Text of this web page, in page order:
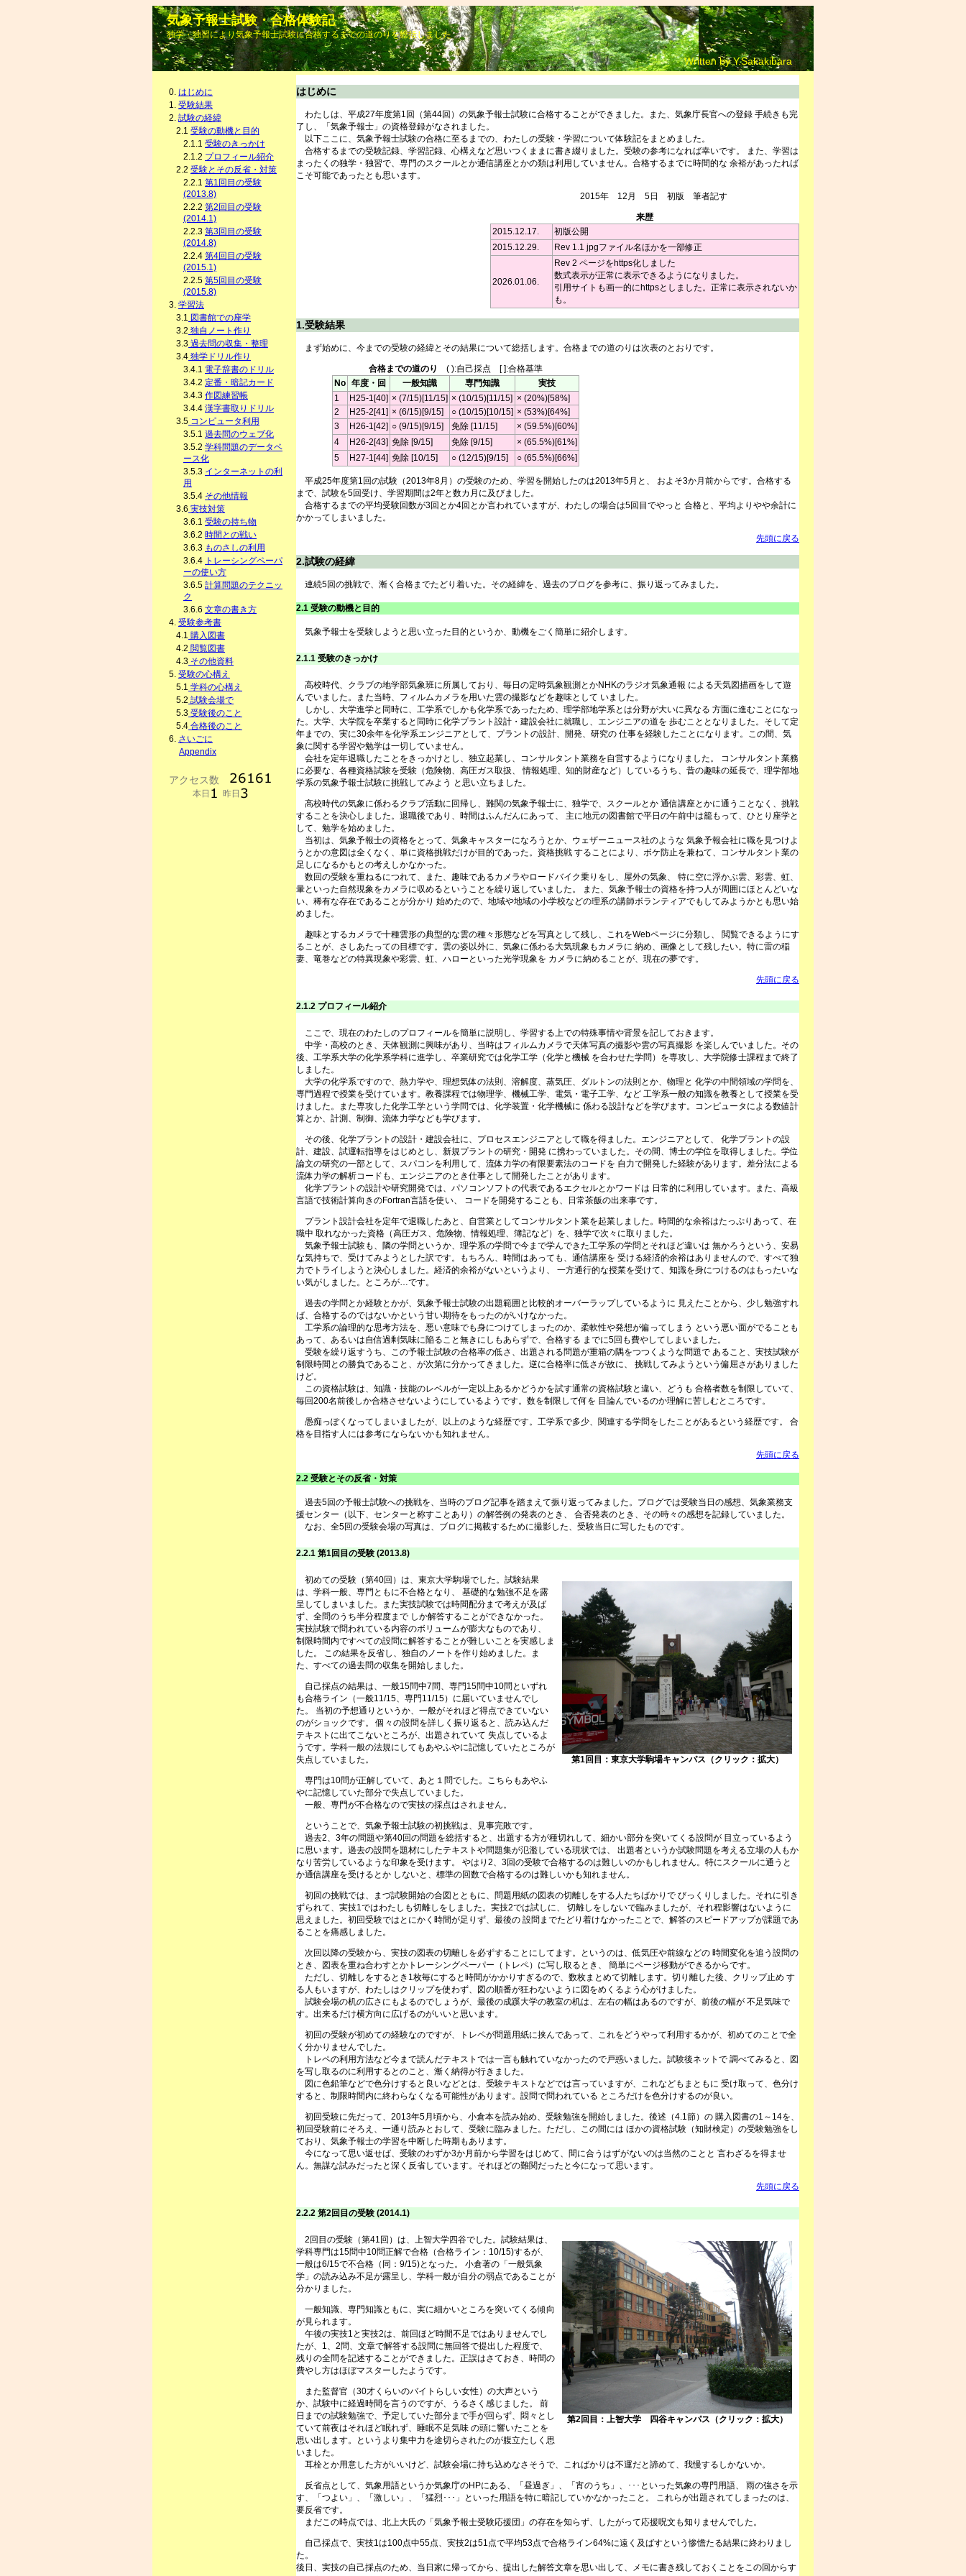
気象予報士試験・合格体験記
独学・独習により気象予報士試験に合格するまでの道のりを総括しました
Written by Y.Sakakibara
はじめに
わたしは、平成27年度第1回（第44回）の気象予報士試験に合格することができました。また、気象庁長官への登録 手続きも完
了し、「気象予報士」の資格登録がなされました。
以下ここに、気象予報士試験の合格に至るまでの、わたしの受験・学習について体験記をまとめました。
合格するまでの受験記録、学習記録、心構えなど思いつくままに書き綴りました。受験の参考になれば幸いです。 また、学習は
まったくの独学・独習で、専門のスクールとか通信講座とかの類は利用していません。合格するまでに時間的な 余裕があったれば
こそ可能であったとも思います。
2015年 12月 5日 初版 筆者記す
来歴
2015.12.17.
初版公開
2015.12.29.
Rev 1.1 jpgファイル名ほかを一部修正
2026.01.06.
Rev 2 ページをhttps化しました
数式表示が正常に表示できるようになりました。
引用サイトも画一的にhttpsとしました。正常に表示されないか
も。
1.受験結果
まず始めに、今までの受験の経緯とその結果について総括します。合格までの道のりは次表のとおりです。
合格までの道のり
( ):自己採点 [ ]:合格基準
No 年度・回 一般知識 専門知識
実技
1
H25-1[40] × (7/15)[11/15] × (10/15)[11/15] × (20%)[58%]
2
H25-2[41] × (6/15)[9/15] ○ (10/15)[10/15] × (53%)[64%]
3
H26-1[42] ○ (9/15)[9/15] 免除 [11/15]
× (59.5%)[60%]
4
H26-2[43] 免除 [9/15] 免除 [9/15]
× (65.5%)[61%]
5
H27-1[44] 免除 [10/15] ○ (12/15)[9/15] ○ (65.5%)[66%]
平成25年度第1回の試験（2013年8月）の受験のため、学習を開始したのは2013年5月と、 およそ3か月前からです。合格する
まで、試験を5回受け、学習期間は2年と数カ月に及びました。
合格するまでの平均受験回数が3回とか4回とか言われていますが、わたしの場合は5回目でやっと 合格と、平均よりやや余計に
かかってしまいました。
先頭に戻る
2.試験の経緯
連続5回の挑戦で、漸く合格までたどり着いた。その経緯を、過去のブログを参考に、振り返ってみました。
2.1 受験の動機と目的
気象予報士を受験しようと思い立った目的というか、動機をごく簡単に紹介します。
2.1.1 受験のきっかけ
高校時代、クラブの地学部気象班に所属しており、毎日の定時気象観測とかNHKのラジオ気象通報 による天気図描画をして遊
んでいました。また当時、フィルムカメラを用いた雲の撮影などを趣味として いました。
しかし、大学進学と同時に、工学系でしかも化学系であったため、理学部地学系とは分野が大いに異なる 方面に進むことになっ
た。大学、大学院を卒業すると同時に化学プラント設計・建設会社に就職し、エンジニアの道を 歩むこととなりました。そして定
年までの、実に30余年を化学系エンジニアとして、プラントの設計、開発、研究の 仕事を経験したことになります。この間、気
象に関する学習や勉学は一切していません。
会社を定年退職したことをきっかけとし、独立起業し、コンサルタント業務を自営するようになりました。 コンサルタント業務
に必要な、各種資格試験を受験（危険物、高圧ガス取扱、 情報処理、知的財産など）しているうち、昔の趣味の延長で、理学部地
学系の気象予報士試験に挑戦してみよう と思い立ちました。
高校時代の気象に係わるクラブ活動に回帰し、難関の気象予報士に、独学で、スクールとか 通信講座とかに通うことなく、挑戦
することを決心しました。退職後であり、時間はふんだんにあって、 主に地元の図書館で平日の午前中は籠もって、ひとり座学と
して、勉学を始めました。
当初は、気象予報士の資格をとって、気象キャスターになろうとか、ウェザーニュース社のような 気象予報会社に職を見つけよ
うとかの意図は全くなく、単に資格挑戦だけが目的であった。資格挑戦 することにより、ボケ防止を兼ねて、コンサルタント業の
足しになるかもとの考えしかなかった。
数回の受験を重ねるにつれて、また、趣味であるカメラやロードバイク乗りをし、屋外の気象、 特に空に浮かぶ雲、彩雲、虹、
暈といった自然現象をカメラに収めるということを繰り返していました。 また、気象予報士の資格を持つ人が周囲にほとんどいな
い、稀有な存在であることが分かり 始めたので、地域や地域の小学校などの理系の講師ボランティアでもしてみようかとも思い始
めました。
趣味とするカメラで十種雲形の典型的な雲の種々形態などを写真として残し、これをWebページに分類し、 閲覧できるようにす
ることが、さしあたっての目標です。雲の姿以外に、気象に係わる大気現象もカメラに 納め、画像として残したい。特に雷の稲
妻、竜巻などの特異現象や彩雲、虹、ハローといった光学現象を カメラに納めることが、現在の夢です。
先頭に戻る
2.1.2 プロフィール紹介
ここで、現在のわたしのプロフィールを簡単に説明し、学習する上での特殊事情や背景を記しておきます。
中学・高校のとき、天体観測に興味があり、当時はフィルムカメラで天体写真の撮影や雲の写真撮影 を楽しんでいました。その
後、工学系大学の化学系学科に進学し、卒業研究では化学工学（化学と機械 を合わせた学問）を専攻し、大学院修士課程まで終了
しました。
大学の化学系ですので、熱力学や、理想気体の法則、溶解度、蒸気圧、ダルトンの法則とか、物理と 化学の中間領域の学問を、
専門過程で授業を受けています。教養課程では物理学、機械工学、電気・電子工学、など 工学系一般の知識を教養として授業を受
けました。また専攻した化学工学という学問では、化学装置・化学機械に 係わる設計などを学びます。コンピュータによる数値計
算とか、計測、制御、流体力学なども学びます。
その後、化学プラントの設計・建設会社に、プロセスエンジニアとして職を得ました。エンジニアとして、 化学プラントの設
計、建設、試運転指導をはじめとし、新規プラントの研究・開発 に携わっていました。その間、博士の学位を取得しました。学位
論文の研究の一部として、スパコンを利用して、流体力学の有限要素法のコードを 自力で開発した経験があります。差分法による
流体力学の解析コードも、エンジニアのとき仕事として開発したことがあります。
化学プラントの設計や研究開発では、パソコンソフトの代表であるエクセルとかワードは 日常的に利用しています。また、高級
言語で技術計算向きのFortran言語を使い、 コードを開発することも、日常茶飯の出来事です。
プラント設計会社を定年で退職したあと、自営業としてコンサルタント業を起業しました。時間的な余裕はたっぷりあって、在
職中 取れなかった資格（高圧ガス、危険物、情報処理、簿記など）を、独学で次々に取りました。
気象予報士試験も、隣の学問というか、理学系の学問で今まで学んできた工学系の学問とそれほど違いは 無かろうという、安易
な気持ちで、受けてみようとした訳です。もちろん、時間はあっても、通信講座を 受ける経済的余裕はありませんので、すべて独
力でトライしようと決心しました。経済的余裕がないというより、 一方通行的な授業を受けて、知識を身につけるのはもったいな
い気がしました。ところが…です。
過去の学問とか経験とかが、気象予報士試験の出題範囲と比較的オーバーラップしているように 見えたことから、少し勉強すれ
ば、合格するのではないかという甘い期待をもったのがいけなかった。
工学系の論理的な思考方法を、悪い意味でも身につけてしまったのか、柔軟性や発想が偏ってしまう という悪い面がでることも
あって、あるいは自信過剰気味に陥ること無きにしもあらずで、合格する までに5回も費やしてしまいました。
受験を繰り返すうち、この予報士試験の合格率の低さ、出題される問題が重箱の隅をつつくような問題で あること、実技試験が
制限時間との勝負であること、が次第に分かってきました。逆に合格率に低さが故に、 挑戦してみようという偏屈さがありました
けど。
この資格試験は、知識・技能のレベルが一定以上あるかどうかを試す通常の資格試験と違い、どうも 合格者数を制限していて、
毎回200名前後しか合格させないようにしているようです。数を制限して何を 目論んでいるのか理解に苦しむところです。
愚痴っぽくなってしまいましたが、以上のような経歴です。工学系で多少、関連する学問をしたことがあるという経歴です。 合
格を目指す人には参考にならないかも知れません。
先頭に戻る
2.2 受験とその反省・対策
過去5回の予報士試験への挑戦を、当時のブログ記事を踏まえて振り返ってみました。ブログでは受験当日の感想、気象業務支
援センター（以下、センターと称すことあり）の解答例の発表のとき、 合否発表のとき、その時々の感想を記録していました。
なお、全5回の受験会場の写真は、ブログに掲載するために撮影した、受験当日に写したものです。
2.2.1 第1回目の受験 (2013.8)
第1回目：東京大学駒場キャンパス（クリック：拡大）
初めての受験（第40回）は、東京大学駒場でした。試験結果
は、学科一般、専門ともに不合格となり、 基礎的な勉強不足を露
呈してしまいました。また実技試験では時間配分まで考えが及ば
ず、全問のうち半分程度まで しか解答することができなかった。
実技試験で問われている内容のボリュームが膨大なものであり、
制限時間内ですべての設問に解答することが難しいことを実感しま
した。 この結果を反省し、独自のノートを作り始めました。ま
た、すべての過去問の収集を開始しました。
自己採点の結果は、一般15問中7問、専門15問中10問といずれ
も合格ライン（一般11/15、専門11/15）に届いていませんでし
た。 当初の予想通りというか、一般がそれほど得点できていない
のがショックです。 個々の設問を詳しく振り返ると、読み込んだ
テキストに出てこないところが、出題されていて 失点しているよ
うです。学科一般の法規にしてもあやふやに記憶していたところが
失点していました。
専門は10問が正解していて、あと１問でした。こちらもあやふ
やに記憶していた部分で失点していました。
一般、専門が不合格なので実技の採点はされません。
ということで、気象予報士試験の初挑戦は、見事完敗です。
過去2、3年の問題や第40回の問題を総括すると、出題する方が種切れして、細かい部分を突いてくる設問が 目立っているよう
に思います。過去の設問を題材にしたテキストや問題集が氾濫している現状では、 出題者というか試験問題を考える立場の人もか
なり苦労しているような印象を受けます。 やはり2、3回の受験で合格するのは難しいのかもしれません。特にスクールに通うと
か通信講座を受けるとか しないと、標準の回数で合格するのは難しいかも知れません。
初回の挑戦では、まづ試験開始の合図とともに、問題用紙の図表の切離しをする人たちばかりで びっくりしました。それに引き
ずられて、実技1ではわたしも切離しをしました。実技2では試しに、 切離しをしないで臨みましたが、それ程影響はないように
思えました。初回受験ではとにかく時間が足りず、最後の 設問までたどり着けなかったことで、解答のスピードアップが課題であ
ることを痛感しました。
次回以降の受験から、実技の図表の切離しを必ずすることにしてます。というのは、低気圧や前線などの 時間変化を追う設問の
とき、図表を重ね合わすとかトレーシングペーパー（トレペ）に写し取るとき、 簡単にページ移動ができるからです。
ただし、切離しをするとき1枚毎にすると時間がかかりすぎるので、数枚まとめて切離します。切り離した後、クリップ止め す
る人もいますが、わたしはクリップを使わず、図の順番が狂わないように図をめくるよう心がけました。
試験会場の机の広さにもよるのでしょうが、最後の成蹊大学の教室の机は、左右の幅はあるのですが、前後の幅が 不足気味で
す。出来るだけ横方向に広げるのがいいと思います。
初回の受験が初めての経験なのですが、トレペが問題用紙に挟んであって、これをどうやって利用するかが、初めてのことで全
く分かりませんでした。
トレペの利用方法など今まで読んだテキストでは一言も触れていなかったので戸惑いました。試験後ネットで 調べてみると、図
を写し取るのに利用するとのこと、漸く納得が行きました。
図に色鉛筆などで色分けすると良いなどとは、受験テキストなどでは言っていますが、これなどもまともに 受け取って、色分け
すると、制限時間内に終わらなくなる可能性があります。設問で問われている ところだけを色分けするのが良い。
初回受験に先だって、2013年5月頃から、小倉本を読み始め、受験勉強を開始しました。後述（4.1節）の 購入図書の1～14を、
初回受験前にそろえ、一通り読みとおして、受験に臨みました。ただし、この間には ほかの資格試験（知財検定）の受験勉強をし
ており、気象予報士の学習を中断した時期もあります。
今になって思い返せば、受験のわずか3か月前から学習をはじめて、間に合うはずがないのは当然のことと 言わざるを得ませ
ん。無謀な試みだったと深く反省しています。それほどの難関だったと今になって思います。
先頭に戻る
2.2.2 第2回目の受験 (2014.1)
第2回目：上智大学 四谷キャンパス（クリック：拡大）
2回目の受験（第41回）は、上智大学四谷でした。試験結果は、
学科専門は15問中10問正解で合格（合格ライン：10/15)するが、
一般は6/15で不合格（同：9/15)となった。 小倉著の「一般気象
学」の読み込み不足が露呈し、学科一般が自分の弱点であることが
分かりました。
一般知識、専門知識ともに、実に細かいところを突いてくる傾向
が見られます。
午後の実技1と実技2は、前回ほど時間不足ではありませんでし
たが、1、2問、文章で解答する設問に無回答で提出した程度で、
残りの全問を記述することができました。正誤はさておき、時間の
費やし方はほぼマスターしたようです。
また監督官（30才くらいのバイトらしい女性）の大声という
か、試験中に経過時間を言うのですが、うるさく感じました。 前
日までの試験勉強で、予定していた部分まで手が回らず、悶々とし
ていて前夜はそれほど眠れず、睡眠不足気味 の頭に響いたことを
思い出します。というより集中力を途切らされたのが腹立たしく思
いました。
耳栓とか用意した方がいいけど、試験会場に持ち込めなさそうで、こればかりは不運だと諦めて、我慢するしかないか。
反省点として、気象用語というか気象庁のHPにある、「昼過ぎ」、「宵のうち」、･･･といった気象の専門用語、 雨の強さを示
す、「つよい」、「激しい」、「猛烈･･･」といった用語を特に暗記していかなかったこと。 これらが出題されてしまったのは、
要反省です。
まだこの時点では、北上大氏の「気象予報士受験応援団」の存在を知らず、したがって応援呪文も知りませんでした。
自己採点で、実技1は100点中55点、実技2は51点で平均53点で合格ライン64%に遠く及ばすという惨憺たる結果に終わりまし
た。
後日、実技の自己採点のため、当日家に帰ってから、提出した解答文章を思い出して、メモに書き残しておくことをこの回からす
0. はじめに
1. 受験結果
2. 試験の経緯
2.1 受験の動機と目的
2.1.1 受験のきっかけ
2.1.2 プロフィール紹介
2.2 受験とその反省・対策
2.2.1 第1回目の受験
(2013.8)
2.2.2 第2回目の受験
(2014.1)
2.2.3 第3回目の受験
(2014.8)
2.2.4 第4回目の受験
(2015.1)
2.2.5 第5回目の受験
(2015.8)
3. 学習法
3.1 図書館での座学
3.2 独自ノート作り
3.3 過去問の収集・整理
3.4 独学ドリル作り
3.4.1 電子辞書のドリル
3.4.2 定番・暗記カード
3.4.3 作図練習帳
3.4.4 漢字書取りドリル
3.5 コンピュータ利用
3.5.1 過去問のウェブ化
3.5.2 学科問題のデータベ
ース化
3.5.3 インターネットの利
用
3.5.4 その他情報
3.6 実技対策
3.6.1 受験の持ち物
3.6.2 時間との戦い
3.6.3 ものさしの利用
3.6.4 トレーシングペーパ
ーの使い方
3.6.5 計算問題のテクニッ
ク
3.6.6 文章の書き方
4. 受験参考書
4.1 購入図書
4.2 閲覧図書
4.3 その他資料
5. 受験の心構え
5.1 学科の心構え
5.2 試験会場で
5.3 受験後のこと
5.4 合格後のこと
6. さいごに
Appendix